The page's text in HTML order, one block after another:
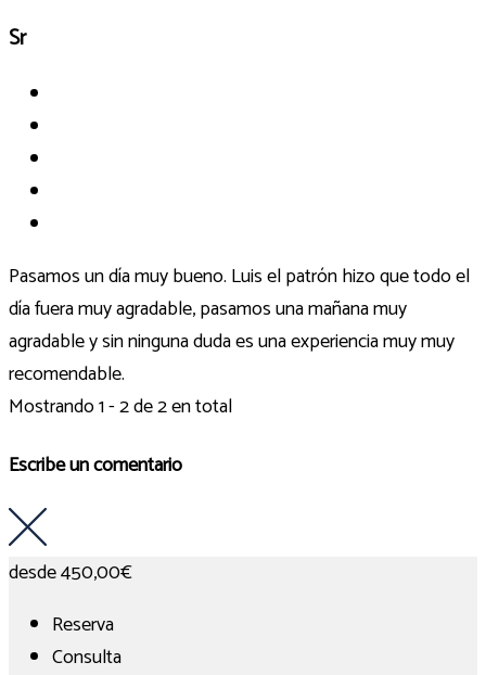
Sr
Pasamos un día muy bueno. Luis el patrón hizo que todo el
día fuera muy agradable, pasamos una mañana muy
agradable y sin ninguna duda es una experiencia muy muy
recomendable.
Mostrando 1 - 2 de 2 en total
Escribe un comentario
desde450,00€
Reserva
Consulta